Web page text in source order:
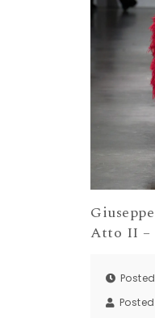
Atto II –